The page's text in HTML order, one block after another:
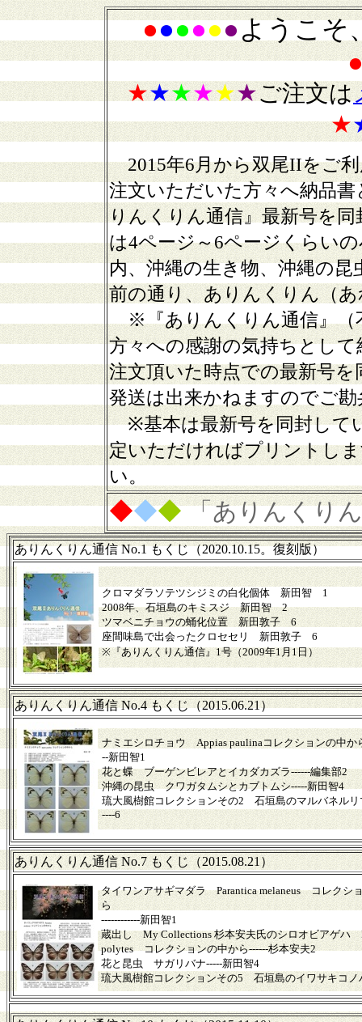
●●●●●●ようこそ
★★★★★★ご注文は
★
2015年6月から双尾IIをご利
注文いただいた方々へ納品
りんくりん通信』最新号を
は4ページ～6ページくらい
内、沖縄の生き物、沖縄の
前の通り、ありんくりん（
※『ありんくりん通信』（
方々への感謝の気持ちとし
注文頂いた時点での最新号
発送は出来かねますのでご
※基本は最新号を同封して
定いただければプリントし
い。
◆◆◆ 「ありんくり
ありんくりん通信 No.1 もくじ（2020.10.15。復刻版）
クロマダラソテツシジミの白化個体 新田智 1
2008年、石垣島のキミスジ 新田智 2
ツマベニチョウの蛹化位置 新田敦子 6
座間味島で出会ったクロセセリ 新田敦子 6
※『ありんくりん通信』1号（2009年1月1日）
ありんくりん通信 No.4 もくじ（2015.06.21）
ナミエシロチョウ Appias paulinaコレクションの中か
--新田智1
花と蝶 ブーゲンビレアとイカダカズラ------編集部2
沖縄の昆虫 クワガタムシとカブトムシ-----新田智4
琉大風樹館コレクションその2 石垣島のマルバネル
----6
ありんくりん通信 No.7 もくじ（2015.08.21）
タイワンアサギマダラ Parantica melaneus コレクシ
ら
------------新田智1
蔵出し My Collections 杉本安夫氏のシロオビアゲハ
polytes コレクションの中から------杉本安夫2
花と昆虫 サガリバナ-----新田智4
琉大風樹館コレクションその5 石垣島のイワサキコノ